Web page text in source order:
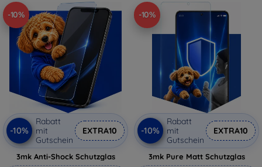
-10%
-10%
Rabatt
mit
Gutschein
EXTRA10
3mk Anti-Shock Schutzglas
-10%
-10%
Rabatt
mit
Gutschein
EXTRA10
3mk Pure Matt Schutzglas